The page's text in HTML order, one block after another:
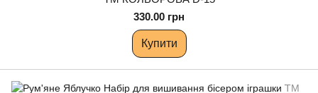
330.00 грн
Купити